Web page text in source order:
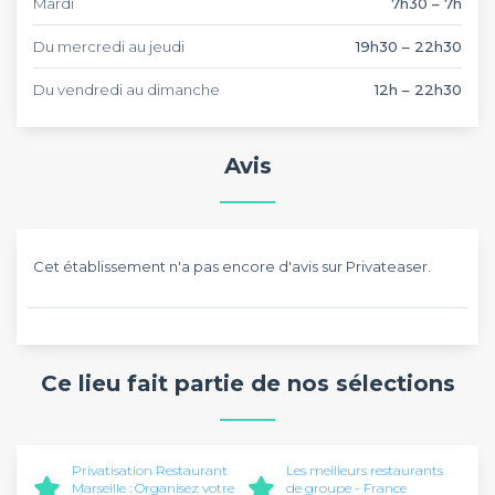
Du mercredi au jeudi 19h30 – 22h30
Du vendredi au dimanche 12h – 22h30
Avis
Cet établissement n'a pas encore d'avis sur Privateaser.
Ce lieu fait partie de nos sélections
Privatisation Restaurant
Marseille : Organisez votre
Les meilleurs restaurants
de groupe - France